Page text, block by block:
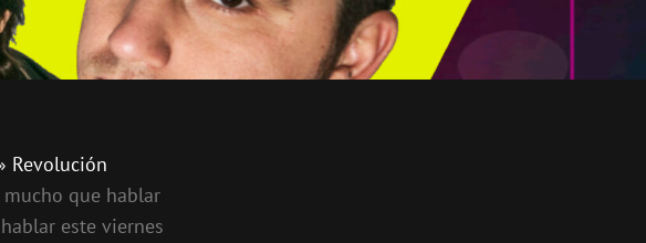
Revolución
mucho que hablar
este viernes